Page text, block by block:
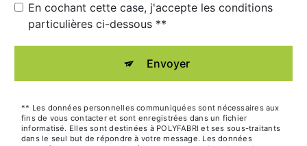
En cochant cette case, j'accepte les conditions
particulières ci-dessous **
Envoyer
** Les données personnelles communiquées sont nécessaires aux
fins de vous contacter et sont enregistrées dans un fichier
informatisé. Elles sont destinées à POLYFABRI et ses sous-traitants
dans le seul but de répondre à votre message. Les données